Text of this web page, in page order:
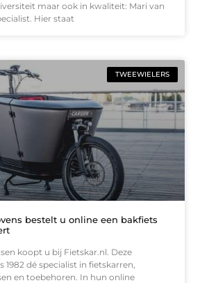
maar ook in kwaliteit: Mari van
Hier staat
TWEEWIELERS
bestelt u online een bakfiets
koopt u bij Fietskar.nl. Deze
1982 dé specialist in fietskarren,
en toebehoren. In hun online